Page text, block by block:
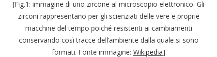
[Fig.1: immagine di uno zircone al microscopio elettronico. Gli
zirconi rappresentano per gli scienziati delle vere e proprie
macchine del tempo poiché resistenti ai cambiamenti
conservando così tracce dell’ambiente dalla quale si sono
formati. Fonte immagine: Wikipedia]